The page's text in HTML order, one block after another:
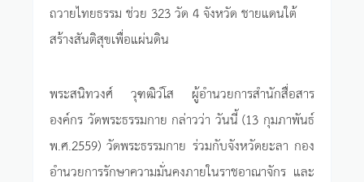
ถวายไทยธรรม ช่วย 323 วัด 4 จังหวัด ชายแดนใต้
สร้างสันติสุขเพื่อแผ่นดิน
พระสนิทวงศ์ วุฑฒิวํโส ผู้อำนวยการสำนักสื่อสาร
องค์กร วัดพระธรรมกาย กล่าวว่า วันนี้ (13 กุมภาพันธ์
พ.ศ.2559) วัดพระธรรมกาย ร่วมกับจังหวัดยะลา กอง
อำนวยการรักษาความมั่นคงภายในราชอาณาจักร และ